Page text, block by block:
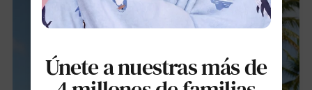
Únete a nuestras más de